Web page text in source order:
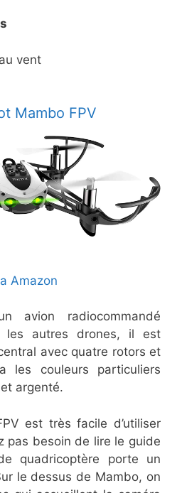
vent
Mambo FPV
Amazon
avion radiocommandé
les autres drones, il est
avec quatre rotors et
les couleurs particuliers
argenté.
est très facile d’utiliser
pas besoin de lire le guide
quadricoptère porte un
le dessus de Mambo, on